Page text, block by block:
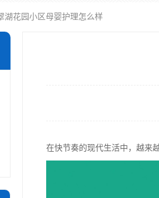
湖花园小区母婴护理怎么样
在快节奏的现代生活中，越来